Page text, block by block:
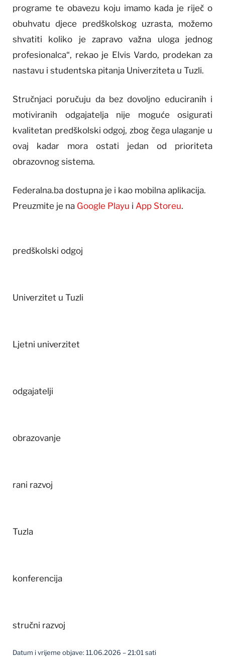
programe te obavezu koju imamo kada je riječ o
obuhvatu djece predškolskog uzrasta, možemo
shvatiti koliko je zapravo važna uloga jednog
profesionalca“, rekao je Elvis Vardo, prodekan za
nastavu i studentska pitanja Univerziteta u Tuzli.
Stručnjaci poručuju da bez dovoljno educiranih i
motiviranih odgajatelja nije moguće osigurati
kvalitetan predškolski odgoj, zbog čega ulaganje u
ovaj kadar mora ostati jedan od prioriteta
obrazovnog sistema.
Federalna.ba dostupna je i kao mobilna aplikacija.
Preuzmite je na Google Playu i App Storeu.
predškolski odgoj
Univerzitet u Tuzli
Ljetni univerzitet
odgajatelji
obrazovanje
rani razvoj
Tuzla
konferencija
stručni razvoj
Datum i vrijeme objave: 11.06.2026 – 21:01 sati